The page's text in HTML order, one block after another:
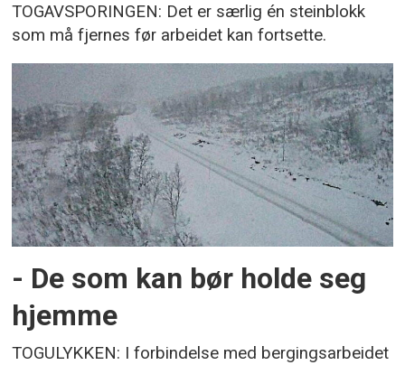
TOGAVSPORINGEN: Det er særlig én steinblokk
som må fjernes før arbeidet kan fortsette.
- De som kan bør holde seg
hjemme
TOGULYKKEN: I forbindelse med bergingsarbeidet